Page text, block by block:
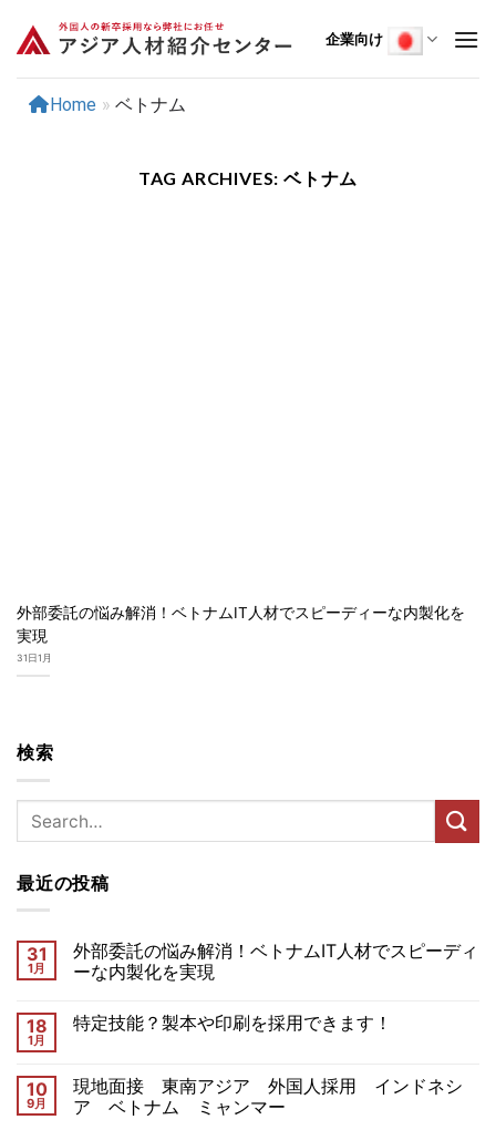
企業向け
Home » ベトナム
TAG ARCHIVES: ベトナム
外部委託の悩み解消！ベトナムIT人材でスピーディーな内製化を
実現
31日1月
検索
最近の投稿
31
1月
外部委託の悩み解消！ベトナムIT人材でスピーディ
ーな内製化を実現
18
1月
特定技能？製本や印刷を採用できます！
10
9月
現地面接 東南アジア 外国人採用 インドネシ
ア ベトナム ミャンマー